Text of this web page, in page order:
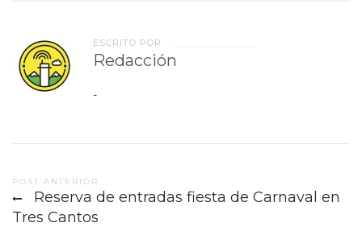
ESCRITO POR
Redacción
-
Post
navigation
POST ANTERIOR
Reserva de entradas fiesta de Carnaval en
Tres Cantos